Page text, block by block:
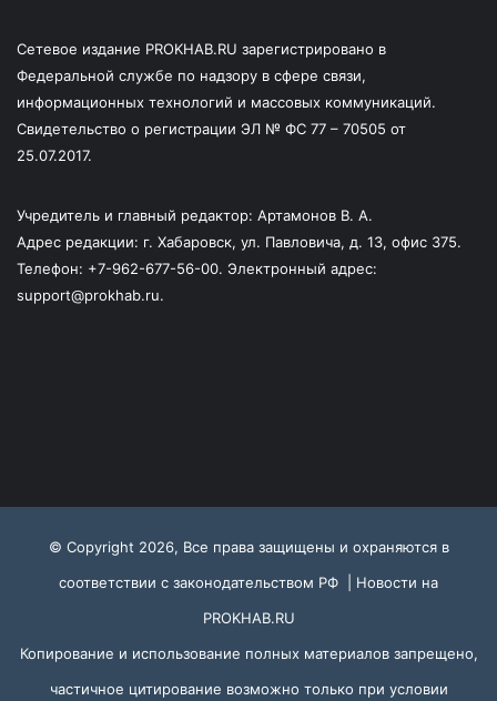
Сетевое издание PROKHAB.RU зарегистрировано в
Федеральной службе по надзору в сфере связи,
информационных технологий и массовых коммуникаций.
Свидетельство о регистрации ЭЛ № ФС 77 – 70505 от
25.07.2017.
Учредитель и главный редактор: Артамонов В. А.
Адрес редакции: г. Хабаровск, ул. Павловича, д. 13, офис 375.
Телефон: +7-962-677-56-00. Электронный адрес:
support@prokhab.ru.
© Copyright 2026, Все права защищены и охраняются в
соответствии с законодательством РФ | Новости на
PROKHAB.RU
Копирование и использование полных материалов запрещено,
частичное цитирование возможно только при условии